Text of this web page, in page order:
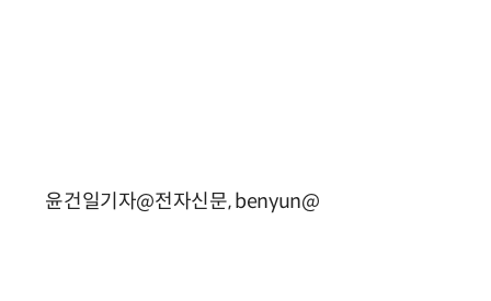
윤건일기자@전자신문, benyun@